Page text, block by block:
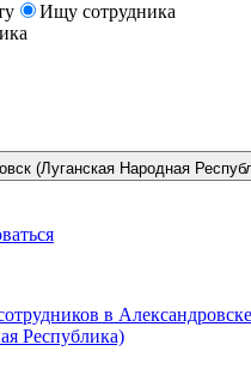
Ищу сотрудника
(Луганская Народная
в
Республика)